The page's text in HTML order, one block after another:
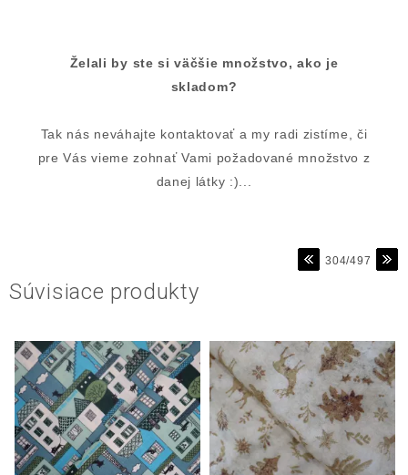
Želali by ste si väčšie množstvo, ako je
skladom?
Tak nás neváhajte kontaktovať a my radi zistíme, či
pre Vás vieme zohnať Vami požadované množstvo z
danej látky :)...
304/497
Súvisiace produkty